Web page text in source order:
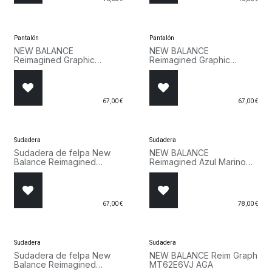
Pantalón
NEW BALANCE
Reimagined Graphic
MB62S1NT DNT Azul
67,00€
Pantalón
NEW BALANCE
Reimagined Graphic
MB62S1NT AGA
67,00€
Sudadera
Sudadera de felpa New
Balance Reimagined
MT62B85K DNT
67,00€
Sudadera
NEW BALANCE
Reimagined Azul Marino
MT62E6VJ DNT
78,00€
Sudadera
Sudadera de felpa New
Balance Reimagined
Sudadera
NEW BALANCE Reim Graph
MT62E6VJ AGA